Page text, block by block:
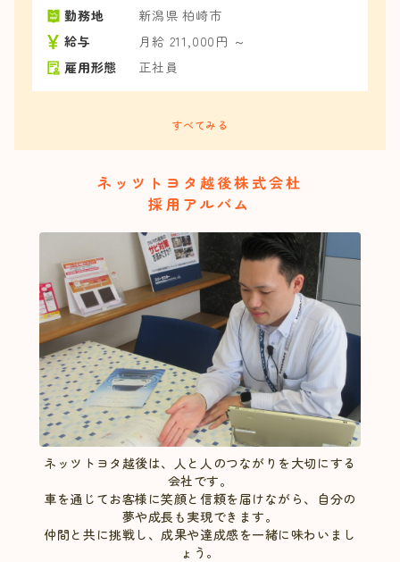
勤務地
新潟県 柏崎市
給与
月給 211,000円 ～
雇用形態
正社員
すべてみる
ネッツトヨタ越後株式会杜
採用アルバム
ネッツトヨタ越後は、人と人のつながりを大切にする
会社です。
車を通じてお客様に笑顔と信頼を届けながら、自分の
夢や成長も実現できます。
仲間と共に挑戦し、成果や達成感を一緒に味わいまし
ょう。